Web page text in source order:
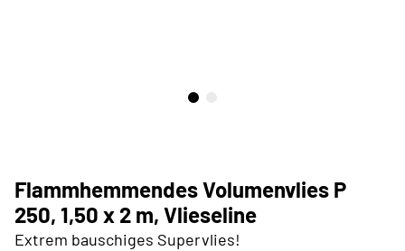
Flammhemmendes Volumenvlies P
250, 1,50 x 2 m, Vlieseline
Extrem bauschiges Supervlies!